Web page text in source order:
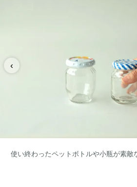
‹
使い終わったペットボトルや小瓶が素敵